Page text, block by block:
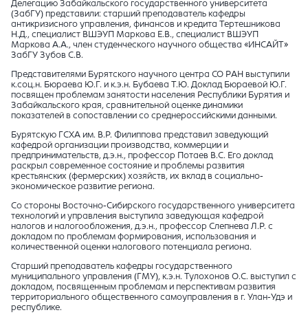
Делегацию Забайкальского государственного университета
(ЗабГУ) представили: старший преподаватель кафедры
антикризисного управления, финансов и кредита Тертешникова
Н.Д., специалист ВШЭУП Маркова Е.В., специалист ВШЭУП
Маркова А.А., член студенческого научного общества «ИНСАЙТ»
ЗабГУ Зубов С.В.
Представителями Бурятского научного центра СО РАН выступили
к.соц.н. Бюраева Ю.Г. и к.э.н. Бубаева Т.Ю. Доклад Бюраевой Ю.Г.
посвящен проблемам занятости населения Республики Бурятия и
Забайкальского края, сравнительной оценке динамики
показателей в сопоставлении со среднероссийскими данными.
Бурятскую ГСХА им. В.Р. Филиппова представил заведующий
кафедрой организации производства, коммерции и
предпринимательств, д.э.н., профессор Потаев В.С. Его доклад
раскрыл современное состояние и проблемы развития
крестьянских (фермерских) хозяйств, их вклад в социально-
экономическое развитие региона.
Со стороны Восточно-Сибирского государственного университета
технологий и управления выступила заведующая кафедрой
налогов и налогообложения, д.э.н., профессор Слепнева Л.Р. с
докладом по проблемам формирования, использования и
количественной оценки налогового потенциала региона.
Старший преподаватель кафедры государственного
муниципального управления (ГМУ), к.э.н. Тулохонов О.С. выступил с
докладом, посвященным проблемам и перспективам развития
территориального общественного самоуправления в г. Улан-Удэ и
республике.